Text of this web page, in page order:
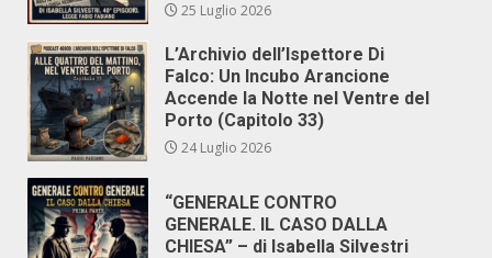
25 Luglio 2026
L’Archivio dell’Ispettore Di
Falco: Un Incubo Arancione
Accende la Notte nel Ventre del
Porto (Capitolo 33)
24 Luglio 2026
“GENERALE CONTRO
GENERALE. IL CASO DALLA
CHIESA” – di Isabella Silvestri